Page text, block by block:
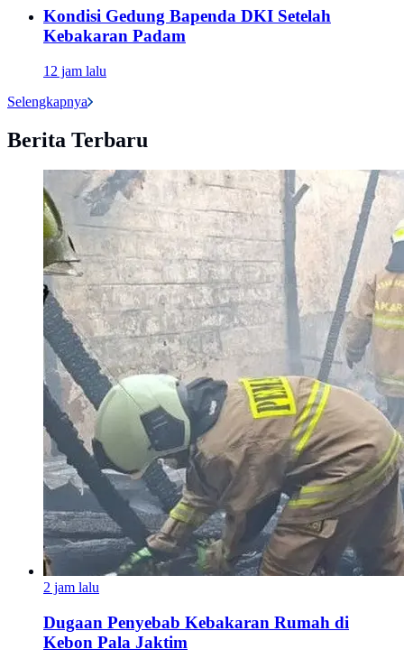
Kondisi Gedung Bapenda DKI Setelah
Kebakaran Padam
12 jam lalu
Selengkapnya
Berita Terbaru
2 jam lalu
Dugaan Penyebab Kebakaran Rumah di
Kebon Pala Jaktim